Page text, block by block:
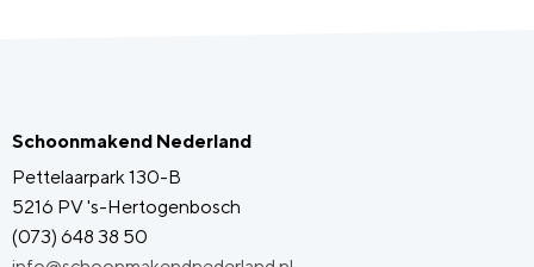
Schoonmakend Nederland
Pettelaarpark 130-B
5216 PV 's-Hertogenbosch
(073) 648 38 50